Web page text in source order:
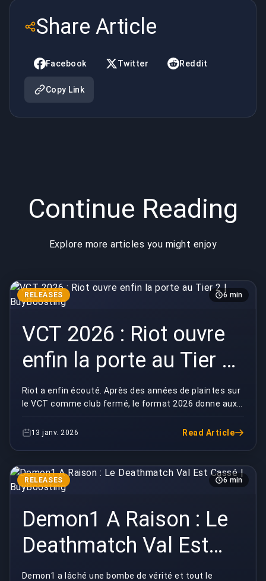
porte au
Tier 2 |
BuyBoosting
BuyBoosting
Share Article
Facebook Twitter Reddit
Copy Link
Continue Reading
Explore more articles you might enjoy
RELEASES 6 min
VCT 2026 : Riot ouvre
enfin la porte au Tier 2 |
BuyBoosting
Riot a enfin écouté. Après des années de plaintes sur
le VCT comme club fermé, le format 2026 donne aux
équipes Tier 2 une vraie chance dans les grand...
13 janv. 2026 Read Article
RELEASES 6 min
Demon1 A Raison : Le
Deathmatch Val Est
Cassé | BuyBoosting
Demon1 a lâché une bombe de vérité et tout le